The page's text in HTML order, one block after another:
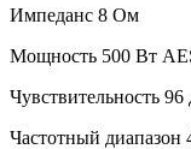
Импеданс 8 Ом
Мощность 500 Вт
Чувствительность 96
Частотный